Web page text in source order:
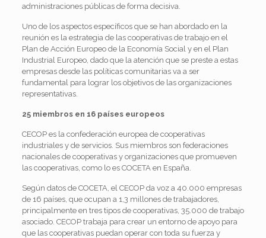
administraciones públicas de forma decisiva.
Uno de los aspectos específicos que se han abordado en la
reunión es la estrategia de las cooperativas de trabajo en el
Plan de Acción Europeo de la Economía Social y en el Plan
Industrial Europeo, dado que la atención que se preste a estas
empresas desde las políticas comunitarias va a ser
fundamental para lograr los objetivos de las organizaciones
representativas.
25 miembros en 16 países europeos
CECOP es la confederación europea de cooperativas
industriales y de servicios. Sus miembros son federaciones
nacionales de cooperativas y organizaciones que promueven
las cooperativas, como lo es COCETA en España.
Según datos de COCETA, el CECOP da voz a 40.000 empresas
de 16 países, que ocupan a 1,3 millones de trabajadores,
principalmente en tres tipos de cooperativas, 35.000 de trabajo
asociado. CECOP trabaja para crear un entorno de apoyo para
que las cooperativas puedan operar con toda su fuerza y